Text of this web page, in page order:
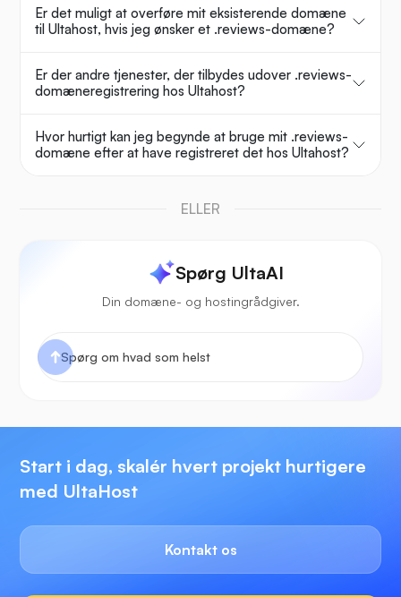
Er det muligt at overføre mit eksisterende domæne
til Ultahost, hvis jeg ønsker et .reviews-domæne?
Er der andre tjenester, der tilbydes udover .reviews-
domæneregistrering hos Ultahost?
Hvor hurtigt kan jeg begynde at bruge mit .reviews-
domæne efter at have registreret det hos Ultahost?
ELLER
Spørg UltaAI
Din domæne- og hostingrådgiver.
Start i dag, skalér hvert projekt hurtigere
med UltaHost
Kontakt os